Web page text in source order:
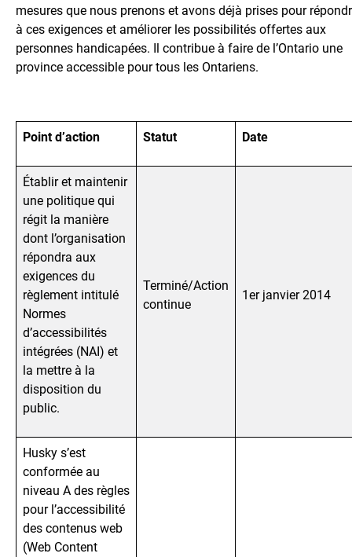
mesures que nous prenons et avons déjà prises pour
à ces exigences et améliorer les possibilités offertes aux
personnes handicapées. Il contribue à faire de l’Ontario une
province accessible pour tous les Ontariens.
Point d’action Statut Date
Établir et maintenir
une politique qui
régit la manière
dont l’organisation
répondra aux
exigences du
règlement intitulé
Normes
d’accessibilités
intégrées (NAI) et
la mettre à la
disposition du
public.
Terminé/Action
continue
1er janvier 2014
Husky s’est
conformée au
niveau A des règles
pour l’accessibilité
des contenus web
(Web Content